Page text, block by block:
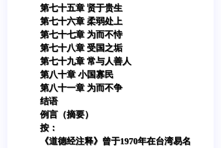
第七十五章 贤于贵生
第七十六章 柔弱处上
第七十七章 为而不恃
第七十八章 受国之垢
第七十九章 常与人善人
第八十章 小国寡民
第八十一章 为而不争
结语
例言（摘要）
按：
《道德经注释》曾于1970年在台湾易名